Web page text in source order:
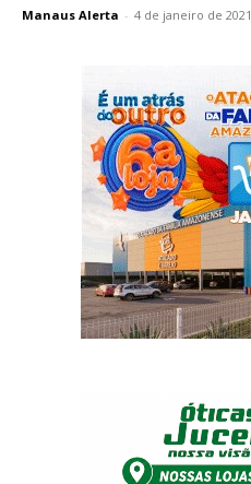
Manaus Alerta - 4 de janeiro de 2021